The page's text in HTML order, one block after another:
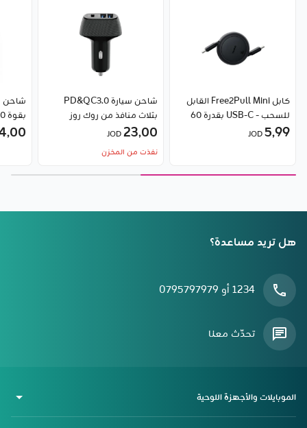
كابل Free2Pull Mini القابل
للسحب - USB-C بقدرة 60
واط من Baseus
5٫99
شاحن سيارة PD&QC3.0
بثلاث منافذ من روك روز
23٫00JOD
نفذت من المخزن
بيلكن
هل تريد مساعدة؟
1234 أو 0795797979
تحدّث معنا
الموبايلات والأجهزة اللوحية